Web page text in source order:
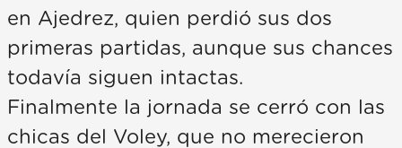
en Ajedrez, quien perdió sus dos
primeras partidas, aunque sus chances
todavía siguen intactas.
Finalmente la jornada se cerró con las
chicas del Voley, que no merecieron